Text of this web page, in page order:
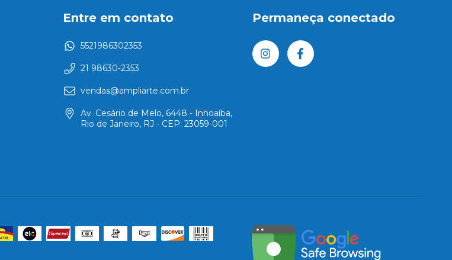
Entre em contato
5521986302353
21 98630-2353
vendas@ampliarte.com.br
Av. Cesário de Melo, 6448 - Inhoaíba,
Rio de Janeiro, RJ - CEP: 23059-001
Permaneça conectado